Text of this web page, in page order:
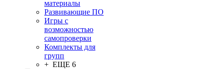
материалы
Развивающие ПО
Игры с
возможностью
самопроверки
Комплекты для
групп
+ ЕЩЕ 6